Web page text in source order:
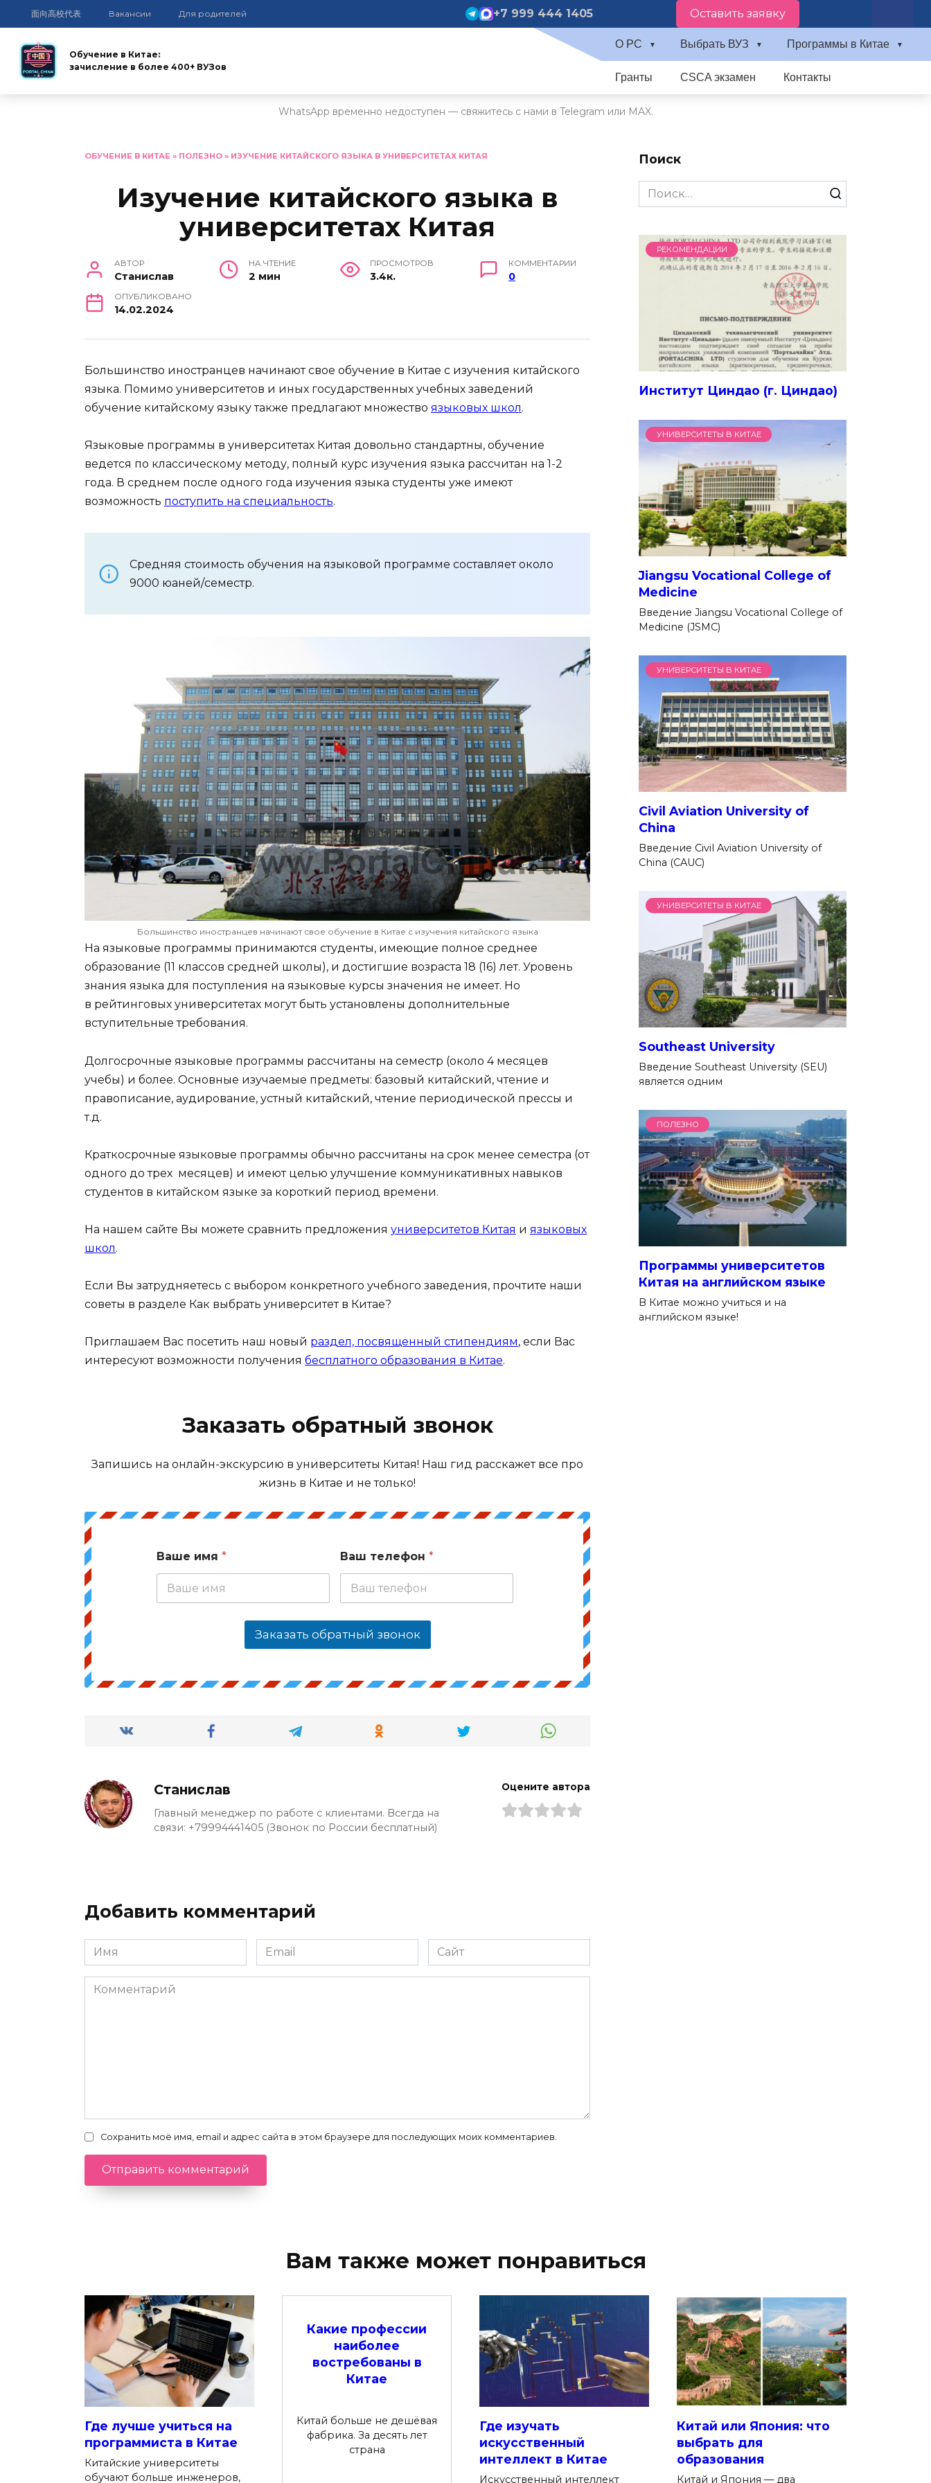
面向高校代表 Вакансии Для родителей +7 999 444 1405 Оставить заявку
Обучение в Китае:
зачисление в более 400+ ВУЗов
О PC Выбрать ВУЗ Программы в Китае
Гранты CSCA экзамен Контакты
WhatsApp временно недоступен — свяжитесь с нами в Telegram или MAX.
ОБУЧЕНИЕ В КИТАЕ » ПОЛЕЗНО » ИЗУЧЕНИЕ КИТАЙСКОГО ЯЗЫКА В УНИВЕРСИТЕТАХ КИТАЯ
Изучение китайского языка в
университетах Китая
АВТОР
Станислав
НА ЧТЕНИЕ
2 мин
ПРОСМОТРОВ
3.4к.
КОММЕНТАРИИ
0
ОПУБЛИКОВАНО
14.02.2024
Большинство иностранцев начинают свое обучение в Китае с изучения китайского
языка. Помимо университетов и иных государственных учебных заведений
обучение китайскому языку также предлагают множество языковых школ.
Языковые программы в университетах Китая довольно стандартны, обучение
ведется по классическому методу, полный курс изучения языка рассчитан на 1-2
года. В среднем после одного года изучения языка студенты уже имеют
возможность поступить на специальность.
Средняя стоимость обучения на языковой программе составляет около
9000 юаней/семестр.
Большинство иностранцев начинают свое обучение в Китае с изучения китайского языка
На языковые программы принимаются студенты, имеющие полное среднее
образование (11 классов средней школы), и достигшие возраста 18 (16) лет. Уровень
знания языка для поступления на языковые курсы значения не имеет. Но
в рейтинговых университетах могут быть установлены дополнительные
вступительные требования.
Долгосрочные языковые программы рассчитаны на семестр (около 4 месяцев
учебы) и более. Основные изучаемые предметы: базовый китайский, чтение и
правописание, аудирование, устный китайский, чтение периодической прессы и
т.д.
Краткосрочные языковые программы обычно рассчитаны на срок менее семестра (от
одного до трех месяцев) и имеют целью улучшение коммуникативных навыков
студентов в китайском языке за короткий период времени.
На нашем сайте Вы можете сравнить предложения университетов Китая и языковых
школ.
Если Вы затрудняетесь с выбором конкретного учебного заведения, прочтите наши
советы в разделе Как выбрать университет в Китае?
Приглашаем Вас посетить наш новый раздел, посвященный стипендиям, если Вас
интересуют возможности получения бесплатного образования в Китае.
Заказать обратный звонок
Запишись на онлайн-экскурсию в университеты Китая! Наш гид расскажет все про
жизнь в Китае и не только!
Ваше имя * Ваш телефон *
Заказать обратный звонок
Станислав
Главный менеджер по работе с клиентами. Всегда на
связи: +79994441405 (Звонок по России бесплатный)
Оцените автора
Добавить комментарий
Имя
*
Email
*
Сайт
Комментарий
Сохранить моё имя, email и адрес сайта в этом браузере для последующих моих комментариев.
Поиск
Search
for:
РЕКОМЕНДАЦИИ
Институт Циндао (г. Циндао)
УНИВЕРСИТЕТЫ В КИТАЕ
Jiangsu Vocational College of
Medicine
Введение Jiangsu Vocational College of
Medicine (JSMC)
УНИВЕРСИТЕТЫ В КИТАЕ
Civil Aviation University of
China
Введение Civil Aviation University of
China (CAUC)
УНИВЕРСИТЕТЫ В КИТАЕ
Southeast University
Введение Southeast University (SEU)
является одним
ПОЛЕЗНО
Программы университетов
Китая на английском языке
В Китае можно учиться и на
английском языке!
Вам также может понравиться
Где лучше учиться на
программиста в Китае
Китайские университеты
обучают больше инженеров,
Какие профессии
наиболее
востребованы в
Китае
Китай больше не дешёвая
фабрика. За десять лет
страна
Где изучать
искусственный
интеллект в Китае
Искусственный интеллект
Китай или Япония: что
выбрать для
образования
Китай и Япония — два